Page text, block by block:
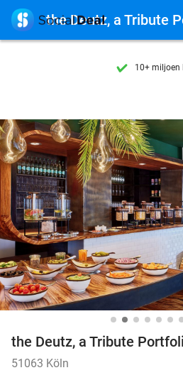
7 dagen per week
10+ miljoen
7 dagen per week
10+ miljoen
 the Deutz, a Tribute
the Deutz, a Tribute
51063 Köln